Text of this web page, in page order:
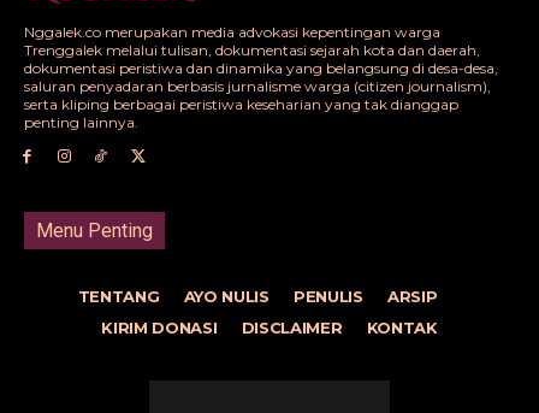
Nggalek.co merupakan media advokasi kepentingan warga
Trenggalek melalui tulisan, dokumentasi sejarah kota dan daerah,
dokumentasi peristiwa dan dinamika yang belangsung di desa-desa,
saluran penyadaran berbasis jurnalisme warga (citizen journalism),
serta kliping berbagai peristiwa keseharian yang tak dianggap
penting lainnya.
Menu Penting
TENTANG AYO NULIS PENULIS
ARSIP
KIRIM DONASI
DISCLAIMER KONTAK